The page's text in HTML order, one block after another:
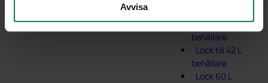
Avvisa
21/29 L
behållare
Lock till 42 L
behållare
Lock 60 L